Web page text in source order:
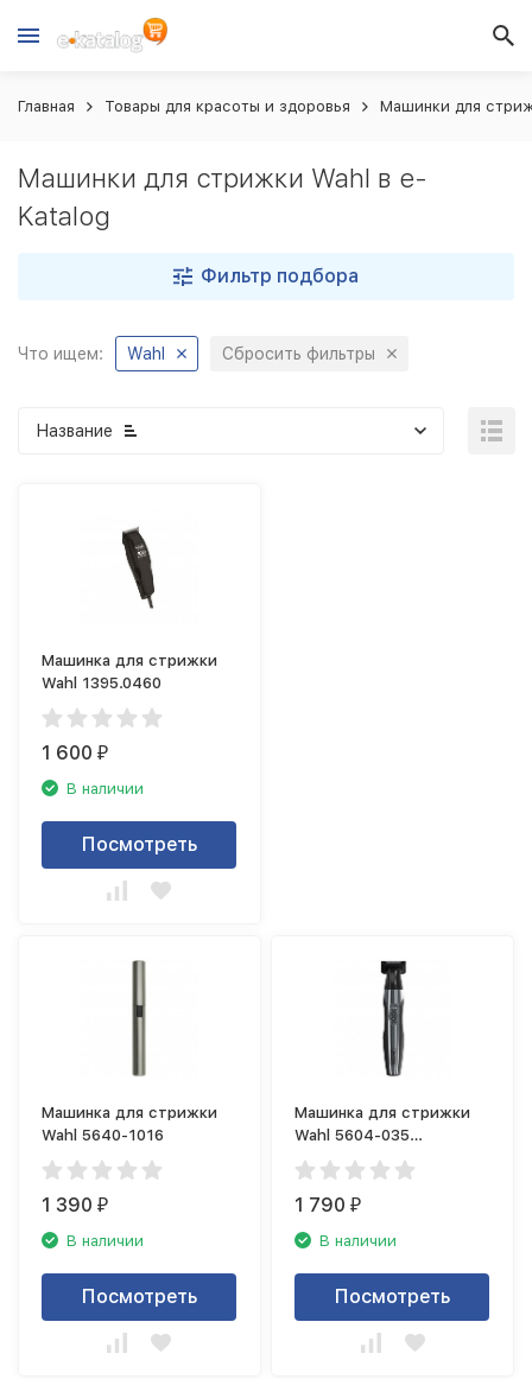
Главная Товары для красоты и здоровья Машинки для
Машинки для стрижки Wahl в e-
Katalog
Фильтр подбора
Что ищем: Wahl Сбросить фильтры
Название
Машинка для стрижки
Wahl 1395.0460
1 600₽
В наличии
Посмотреть
Машинка для стрижки
Wahl 5640-1016
1 390₽
В наличии
Посмотреть
Машинка для стрижки
Wahl 5604-035
(триммер)
1 790₽
В наличии
Посмотреть